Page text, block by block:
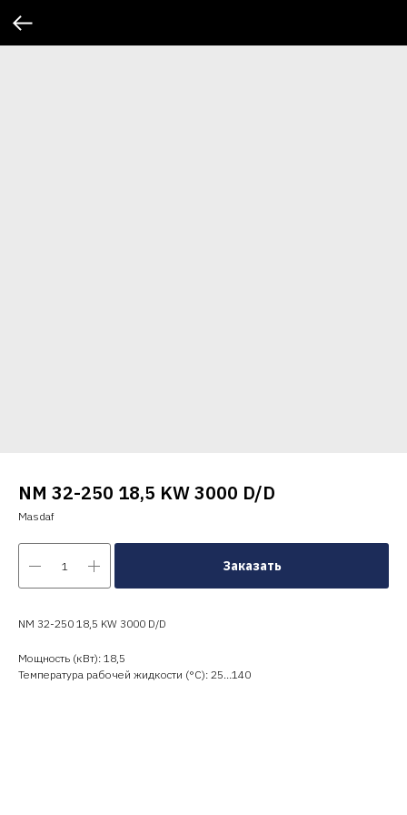
NM 32-250 18,5 KW 3000 D/D
Masdaf
Заказать
NM 32-250 18,5 KW 3000 D/D
Мощность (кВт): 18,5
Температура рабочей жидкости (°C): 25…140